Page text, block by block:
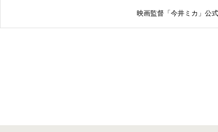
映画監督「今井ミカ」公